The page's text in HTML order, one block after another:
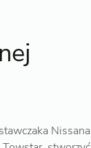
Nissana